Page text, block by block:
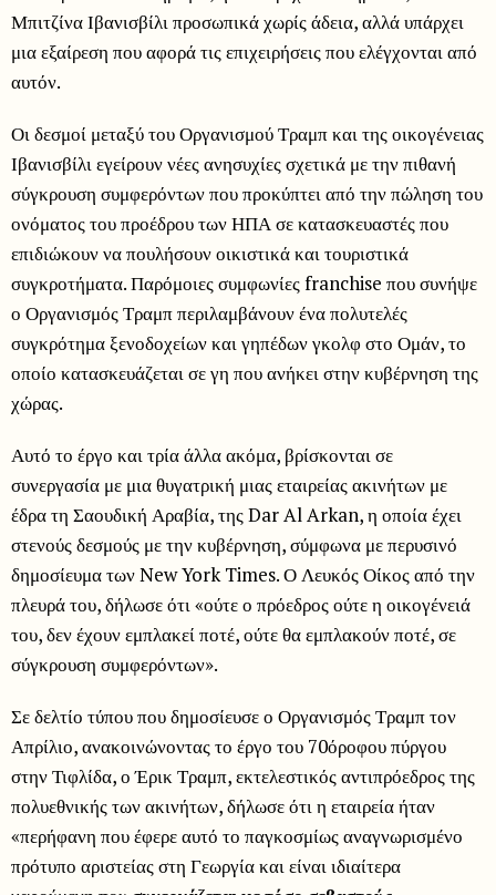
Μπιτζίνα Ιβανισβίλι προσωπικά χωρίς άδεια, αλλά υπάρχει
μια εξαίρεση που αφορά τις επιχειρήσεις που ελέγχονται από
αυτόν.
Οι δεσμοί μεταξύ του Οργανισμού Τραμπ και της οικογένειας
Ιβανισβίλι εγείρουν νέες ανησυχίες σχετικά με την πιθανή
σύγκρουση συμφερόντων που προκύπτει από την πώληση του
ονόματος του προέδρου των ΗΠΑ σε κατασκευαστές που
επιδιώκουν να πουλήσουν οικιστικά και τουριστικά
συγκροτήματα. Παρόμοιες συμφωνίες franchise που συνήψε
ο Οργανισμός Τραμπ περιλαμβάνουν ένα πολυτελές
συγκρότημα ξενοδοχείων και γηπέδων γκολφ στο Ομάν, το
οποίο κατασκευάζεται σε γη που ανήκει στην κυβέρνηση της
χώρας.
Αυτό το έργο και τρία άλλα ακόμα, βρίσκονται σε
συνεργασία με μια θυγατρική μιας εταιρείας ακινήτων με
έδρα τη Σαουδική Αραβία, της Dar Al Arkan, η οποία έχει
στενούς δεσμούς με την κυβέρνηση, σύμφωνα με περυσινό
δημοσίευμα των New York Times. Ο Λευκός Οίκος από την
πλευρά του, δήλωσε ότι «ούτε ο πρόεδρος ούτε η οικογένειά
του, δεν έχουν εμπλακεί ποτέ, ούτε θα εμπλακούν ποτέ, σε
σύγκρουση συμφερόντων».
Σε δελτίο τύπου που δημοσίευσε ο Οργανισμός Τραμπ τον
Απρίλιο, ανακοινώνοντας το έργο του 70όροφου πύργου
στην Τιφλίδα, ο Έρικ Τραμπ, εκτελεστικός αντιπρόεδρος της
πολυεθνικής των ακινήτων, δήλωσε ότι η εταιρεία ήταν
«περήφανη που έφερε αυτό το παγκοσμίως αναγνωρισμένο
πρότυπο αριστείας στη Γεωργία και είναι ιδιαίτερα